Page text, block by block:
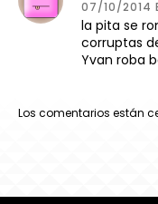
07/10/2014
la pita se
corruptas
Yvan roba
Los comentarios están